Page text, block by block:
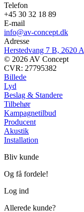
Telefon
+45 30 32 18 89
E-mail
info@av-concept.dk
Adresse
Herstedvang 7 B, 2620
© 2026 AV Concept
CVR: 27795382
Billede
Lyd
Beslag & Standere
Tilbehør
Kampagnetilbud
Producent
Akustik
Installation
Bliv kunde
Og få fordele!
Log ind
Allerede kunde?